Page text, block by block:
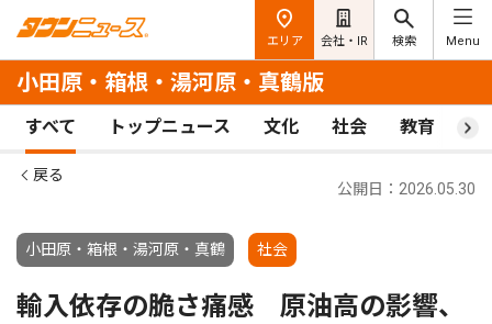
エリア 会社・IR 検索 Menu
小田原・箱根・湯河原・真鶴版
すべて トップニュース 文化 社会 教育 ス
戻る
小田原・箱根・湯河原・真鶴 社会
公開日：2026.05.30
輸入依存の脆さ痛感 原油高の影響、